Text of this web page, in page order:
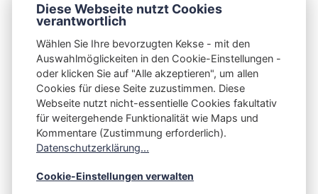
Thunderbird
S3N🧩NET
Integrating Open-Source Blog Network (iOSBN)
Impressum
Kontakt
Diese Webseite nutzt Cookies
verantwortlich
Wählen Sie Ihre bevorzugten Kekse - mit den
Auswahlmöglickeiten in den Cookie-Einstellungen -
oder klicken Sie auf "Alle akzeptieren", um allen
Cookies für diese Seite zuzustimmen. Diese
Webseite nutzt nicht-essentielle Cookies fakultativ
für weitergehende Funktionalität wie Maps und
Kommentare (Zustimmung erforderlich).
Datenschutzerklärung...
Cookie-Einstellungen verwalten